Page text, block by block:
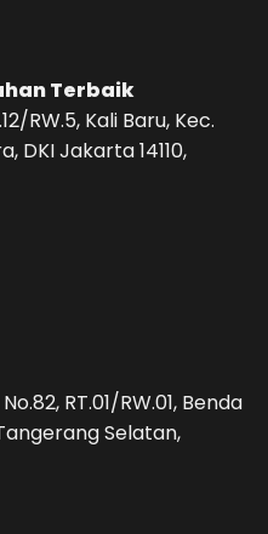
Terbaik
RW.5, Kali Baru, Kec.
DKI Jakarta 14110,
RT.01/RW.01, Benda
Selatan,